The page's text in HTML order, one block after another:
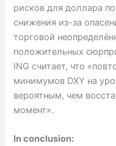
рисков для доллара
снижения из-за
торговой
положительных
ING считает, что
минимумов DXY на
вероятным, чем
момент».
In conclusion: